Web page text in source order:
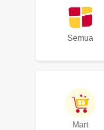
Semua
Mart